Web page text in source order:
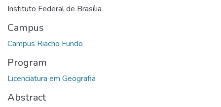
Instituto Federal de Brasília
Campus
Campus Riacho Fundo
Program
Licenciatura em Geografia
Abstract